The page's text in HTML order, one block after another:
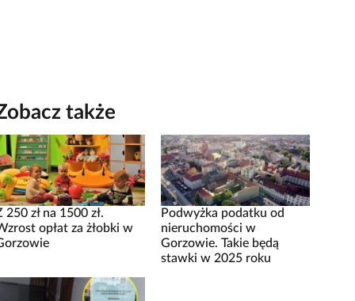
także
250 zł na 1500 zł.
opłat za żłobki w
Podwyżka podatku od
nieruchomości w
Gorzowie. Takie będą
stawki w 2025 roku